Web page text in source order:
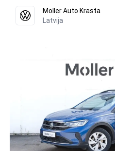
Moller Auto Krasta
Latvija